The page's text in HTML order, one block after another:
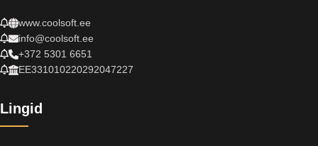
www.coolsoft.ee
info@coolsoft.ee
+372 5301 6651
EE331010220292047227
Lingid